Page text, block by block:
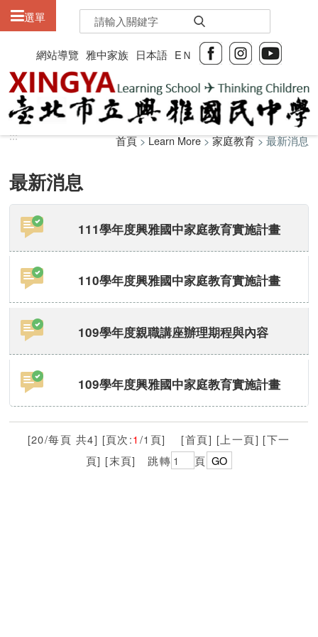
網站導覽 雅中家族 日本語 EＮ
選單
:::
:::
最新消息
首頁>Learn More>家庭教育> 最新消息
111學年度興雅國中家庭教育實施計畫
110學年度興雅國中家庭教育實施計畫
109學年度親職講座辦理期程與內容
109學年度興雅國中家庭教育實施計畫
[20/每頁 共4] [頁次:1 /1頁] [首頁] [上一頁] [下一
頁] [末頁] 跳轉 頁